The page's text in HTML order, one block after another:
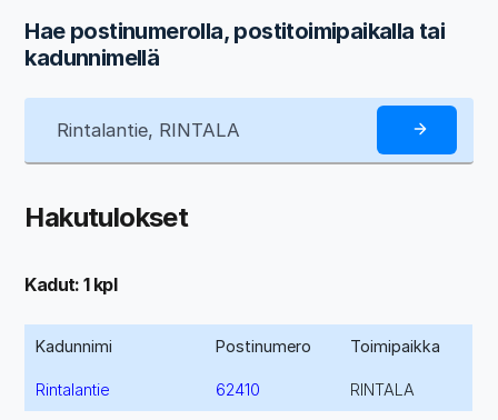
Hae postinumerolla, postitoimipaikalla tai
kadunnimellä
Hakutulokset
Kadut: 1 kpl
Kadunnimi Postinumero Toimipaikka
Rintalantie 62410 RINTALA